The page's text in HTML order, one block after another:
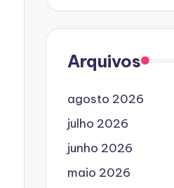
Arquivos
agosto 2026
julho 2026
junho 2026
maio 2026